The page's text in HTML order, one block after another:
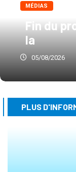
MÉDIAS
Fin du
la
05/08/2026
PLUS